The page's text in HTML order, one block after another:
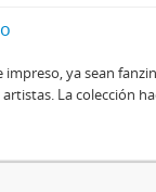
ya sean
La colección